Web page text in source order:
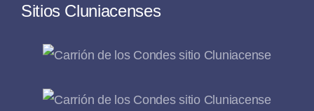
Sitios Cluniacenses